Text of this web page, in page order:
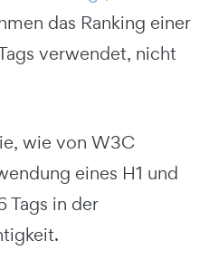
das Ranking einer
verwendet, nicht
wie von W3C
eines H1 und
Tags in der